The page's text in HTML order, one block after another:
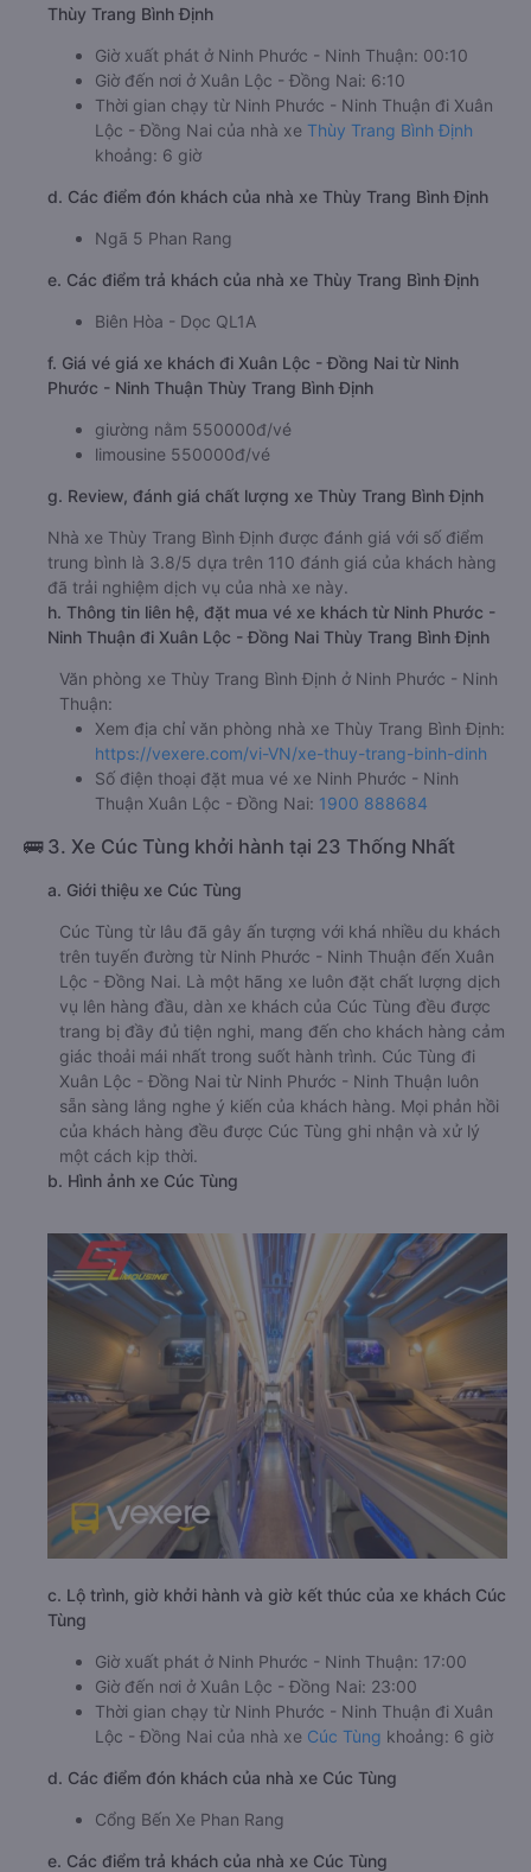
Thùy Trang Bình Định
Giờ xuất phát ở Ninh Phước - Ninh Thuận: 00:10
Giờ đến nơi ở Xuân Lộc - Đồng Nai: 6:10
Thời gian chạy từ Ninh Phước - Ninh Thuận đi Xuân
Lộc - Đồng Nai của nhà xe Thùy Trang Bình Định
khoảng: 6 giờ
d. Các điểm đón khách của nhà xe Thùy Trang Bình Định
Ngã 5 Phan Rang
e. Các điểm trả khách của nhà xe Thùy Trang Bình Định
Biên Hòa - Dọc QL1A
f. Giá vé giá xe khách đi Xuân Lộc - Đồng Nai từ Ninh
Phước - Ninh Thuận Thùy Trang Bình Định
giường nằm 550000đ/vé
limousine 550000đ/vé
g. Review, đánh giá chất lượng xe Thùy Trang Bình Định
Nhà xe Thùy Trang Bình Định được đánh giá với số điểm
trung bình là 3.8/5 dựa trên 110 đánh giá của khách hàng
đã trải nghiệm dịch vụ của nhà xe này.
h. Thông tin liên hệ, đặt mua vé xe khách từ Ninh Phước -
Ninh Thuận đi Xuân Lộc - Đồng Nai Thùy Trang Bình Định
Văn phòng xe Thùy Trang Bình Định ở Ninh Phước - Ninh
Thuận:
Xem địa chỉ văn phòng nhà xe Thùy Trang Bình Định:
https://vexere.com/vi-VN/xe-thuy-trang-binh-dinh
Số điện thoại đặt mua vé xe Ninh Phước - Ninh
Thuận Xuân Lộc - Đồng Nai: 1900 888684
🚌 3. Xe Cúc Tùng khởi hành tại 23 Thống Nhất
a. Giới thiệu xe Cúc Tùng
Cúc Tùng từ lâu đã gây ấn tượng với khá nhiều du khách
trên tuyến đường từ Ninh Phước - Ninh Thuận đến Xuân
Lộc - Đồng Nai. Là một hãng xe luôn đặt chất lượng dịch
vụ lên hàng đầu, dàn xe khách của Cúc Tùng đều được
trang bị đầy đủ tiện nghi, mang đến cho khách hàng cảm
giác thoải mái nhất trong suốt hành trình. Cúc Tùng đi
Xuân Lộc - Đồng Nai từ Ninh Phước - Ninh Thuận luôn
sẵn sàng lắng nghe ý kiến của khách hàng. Mọi phản hồi
của khách hàng đều được Cúc Tùng ghi nhận và xử lý
một cách kịp thời.
b. Hình ảnh xe Cúc Tùng
c. Lộ trình, giờ khởi hành và giờ kết thúc của xe khách Cúc
Tùng
Giờ xuất phát ở Ninh Phước - Ninh Thuận: 17:00
Giờ đến nơi ở Xuân Lộc - Đồng Nai: 23:00
Thời gian chạy từ Ninh Phước - Ninh Thuận đi Xuân
Lộc - Đồng Nai của nhà xe Cúc Tùng khoảng: 6 giờ
d. Các điểm đón khách của nhà xe Cúc Tùng
Cổng Bến Xe Phan Rang
e. Các điểm trả khách của nhà xe Cúc Tùng